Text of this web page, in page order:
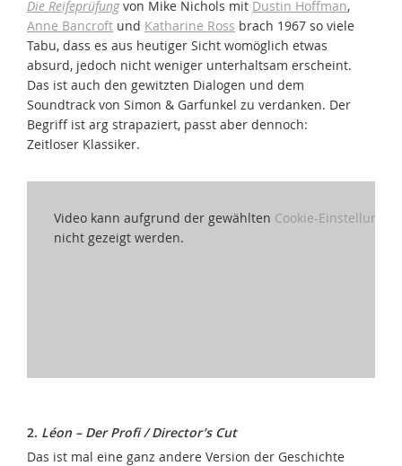
Die Reifeprüfungvon Mike Nichols mit Dustin Hoffman,
Anne Bancroft und Katharine Ross brach 1967 so viele
Tabu, dass es aus heutiger Sicht womöglich etwas
absurd, jedoch nicht weniger unterhaltsam erscheint.
Das ist auch den gewitzten Dialogen und dem
Soundtrack von Simon & Garfunkel zu verdanken. Der
Begriff ist arg strapaziert, passt aber dennoch:
Zeitloser Klassiker.
Video kann aufgrund der gewählten Cookie-Einstellungen
nicht gezeigt werden.
2. Léon – Der Profi / Director’s Cut
Das ist mal eine ganz andere Version der Geschichte